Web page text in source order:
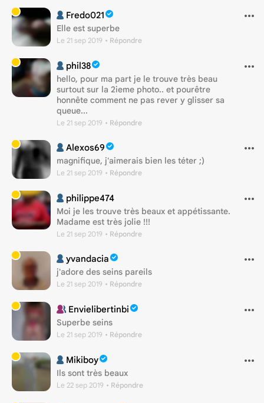
Fredo021
Elle est superbe
Le 21 sep 2019 • Répondre
phil38
hello, pour ma part je le trouve très beau
surtout sur la 2ieme photo.. et pourêtre
honnête comment ne pas rever y glisser sa
queue...
Le 21 sep 2019 • Répondre
Alexos69
magnifique, j'aimerais bien les téter ;)
Le 21 sep 2019 • Répondre
philippe474
Moi je les trouve très beaux et appétissante.
Madame est très jolie !!!
Le 21 sep 2019 • Répondre
yvandacia
j'adore des seins pareils
Le 21 sep 2019 • Répondre
Envielibertinbi
Superbe seins
Le 21 sep 2019 • Répondre
Mikiboy
Ils sont très beaux
Le 22 sep 2019 • Répondre